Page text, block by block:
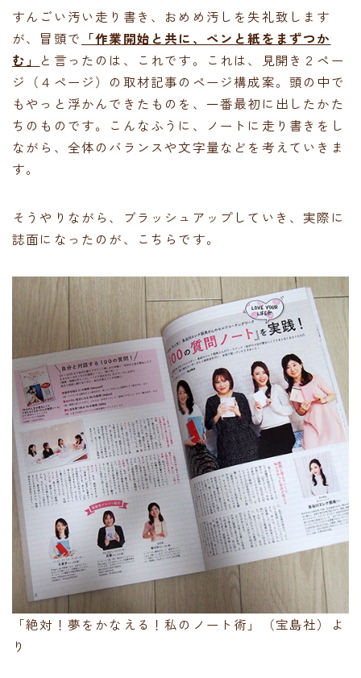
すんごい汚い走り書き、おめめ汚しを失礼致します
が、冒頭で 「作業開始と共に、ペンと紙をまずつか
む」
と言ったのは、これです。これは、見開き２ペー
ジ（４ページ）の取材記事のページ構成案。頭の中で
もやっと浮かんできたものを、一番最初に出したかた
ちのものです。こんなふうに、ノートに走り書きをし
ながら、全体のバランスや文字量などを考えていきま
す。
そうやりながら、ブラッシュアップしていき、実際に
誌面になったのが、こちらです。
「絶対！夢をかなえる！私のノート術」（宝島社）よ
り